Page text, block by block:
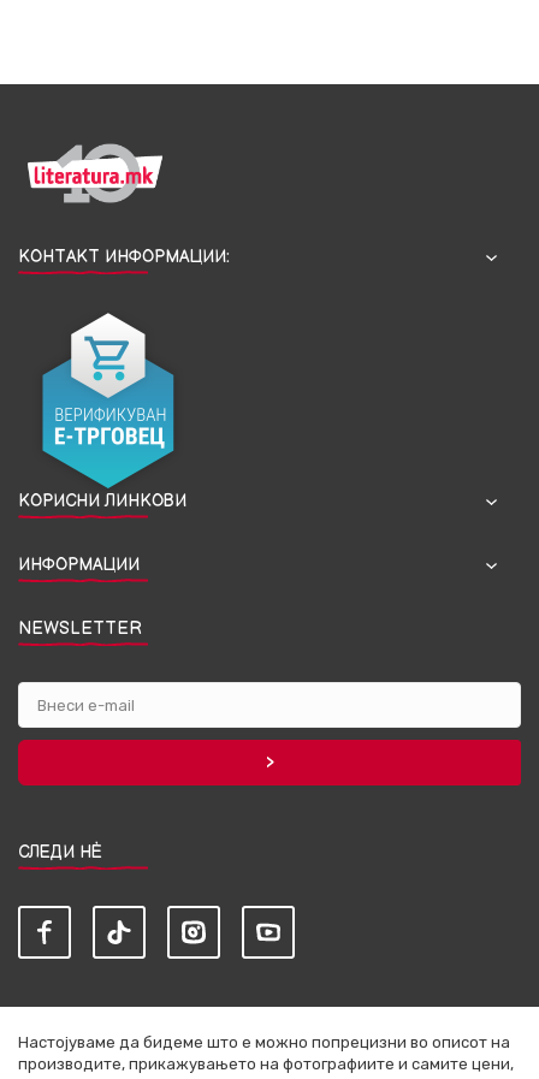
КОНТАКТ ИНФОРМАЦИИ:
КОРИСНИ ЛИНКОВИ
ИНФОРМАЦИИ
NEWSLETTER
СЛЕДИ НЀ
Настојуваме да бидеме што е можно попрецизни во описот на
производите, прикажувањето на фотографиите и самите цени,